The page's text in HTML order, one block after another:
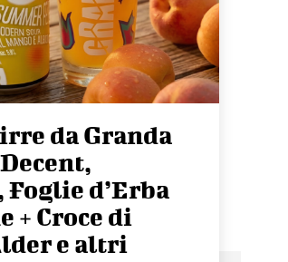
da Granda
d’Erba
+ Croce di
e altri